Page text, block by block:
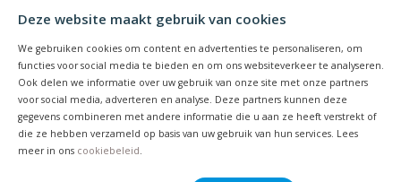
Deze website maakt gebruik van cookies
We gebruiken cookies om content en advertenties te personaliseren, om
functies voor social media te bieden en om ons websiteverkeer te analyseren.
Ook delen we informatie over uw gebruik van onze site met onze partners
voor social media, adverteren en analyse. Deze partners kunnen deze
gegevens combineren met andere informatie die u aan ze heeft verstrekt of
die ze hebben verzameld op basis van uw gebruik van hun services. Lees
meer in ons cookiebeleid
Beoordeling versturen
350 liter inhoud | Slank ruimtebesparend model | Inclusief
kraan en muurbevestiging | Aansluitbaar op regenton
vulautomaat
Op voorraad